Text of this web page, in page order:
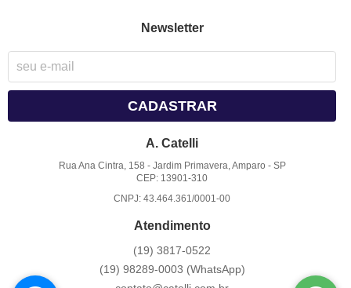
Newsletter
CADASTRAR
A. Catelli
Rua Ana Cintra, 158 - Jardim Primavera, Amparo - SP
CEP: 13901-310
CNPJ: 43.464.361/0001-00
Atendimento
(19) 3817-0522
(19) 98289-0003 (WhatsApp)